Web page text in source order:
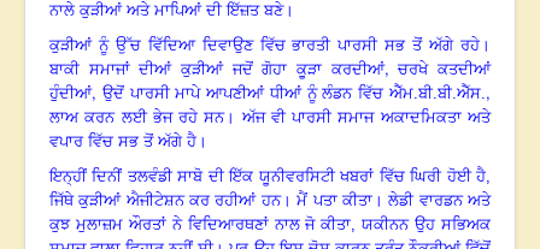
ਨਾਲੇ ਕੁੜੀਆਂ ਅਤੇ ਮਾਪਿਆਂ ਦੀ ਇੱਜ਼ਤ ਬਣੇ।
ਕੁੜੀਆਂ ਨੂੰ ਉੱਚ ਵਿੱਦਿਆ ਦਿਵਾਉਣ ਵਿੱਚ ਭਾਰਤੀ ਪਾਰਸੀ ਸਭ ਤੋਂ ਅੱਗੇ ਰਹੇ ।
ਬਾਕੀ ਸਮਾਜਾਂ ਦੀਆਂ ਕੁੜੀਆਂ ਜਦੋਂ ਗੋਹਾ ਕੂੜਾ ਕਰਦੀਆਂ,ਚਰਖੇ ਕਤਦੀਆਂ
ਹੁੰਦੀਆਂ, ਉਦੋਂ ਪਾਰਸੀ ਮਾਪੇ ਆਪਣੀਆਂ ਧੀਆਂ ਨੂੰ ਲੰਡਨ ਵਿੱਚ ਐੱਮ.ਬੀ.ਬੀ.ਐੱਸ.,
ਲਾਅ ਕਰਨ ਲਈ ਭੇਜ ਰਹੇ ਸਨ। ਅੱਜ ਵੀ ਪਾਰਸੀ ਸਮਾਜ ਅਕਾਦਮਿਕਤਾ ਅਤੇ
ਵਪਾਰ ਵਿੱਚ ਸਭ ਤੋਂ ਅੱਗੇ ਹੈ ।
ਇਨ੍ਹੀਂ ਦਿਨੀਂ ਤਲਵੰਡੀ ਸਾਬੋ ਦੀ ਇੱਕ ਯੂਨੀਵਰਸਿਟੀ ਖਬਰਾਂ ਵਿੱਚ ਘਿਰੀ ਹੋਈ ਹੈ,
ਜਿੱਥੇ ਕੁੜੀਆਂ ਐਜੀਟੇਸ਼ਨ ਕਰ ਰਹੀਆਂ ਹਨ।ਮੈਂ ਪਤਾ ਕੀਤਾ।ਲੇਡੀ ਵਾਰਡਨ ਅਤੇ
ਕੁਝ ਮੁਲਾਜ਼ਮ ਔਰਤਾਂ ਨੇ ਵਿਦਿਆਰਥਣਾਂ ਨਾਲ ਜੋ ਕੀਤਾ, ਯਕੀਨਨ ਉਹ ਸਭਿਅਕ